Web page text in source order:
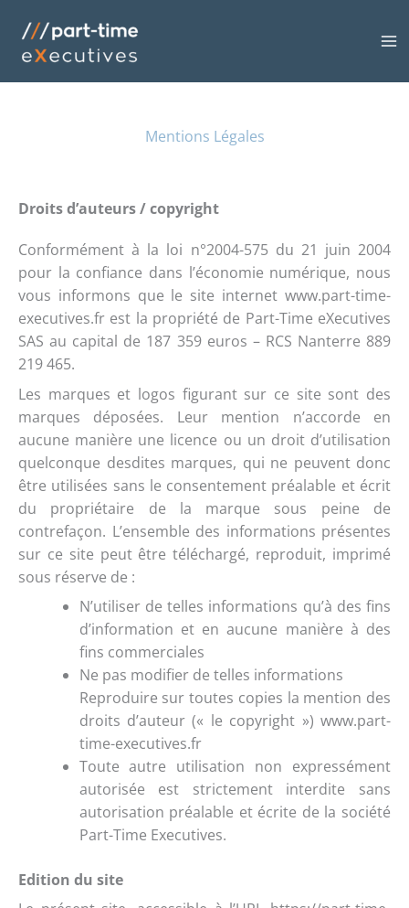
contenu
Mentions Légales
Droits d’auteurs / copyright
Conformément à la loi n°2004-575 du 21 juin 2004
pour la confiance dans l’économie numérique, nous
vous informons que le site internet www.part-time-
executives.fr est la propriété de Part-Time eXecutives
SAS au capital de 187 359 euros – RCS Nanterre 889
219 465.
Les marques et logos figurant sur ce site sont des
marques déposées. Leur mention n’accorde en
aucune manière une licence ou un droit d’utilisation
quelconque desdites marques, qui ne peuvent donc
être utilisées sans le consentement préalable et écrit
du propriétaire de la marque sous peine de
contrefaçon. L’ensemble des informations présentes
sur ce site peut être téléchargé, reproduit, imprimé
sous réserve de :
N’utiliser de telles informations qu’à des fins
d’information et en aucune manière à des
fins commerciales
Ne pas modifier de telles informations
Reproduire sur toutes copies la mention des
droits d’auteur (« le copyright ») www.part-
time-executives.fr
Toute autre utilisation non expressément
autorisée est strictement interdite sans
autorisation préalable et écrite de la société
Part-Time Executives.
Edition du site